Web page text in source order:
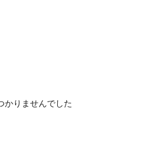
かりませんでした